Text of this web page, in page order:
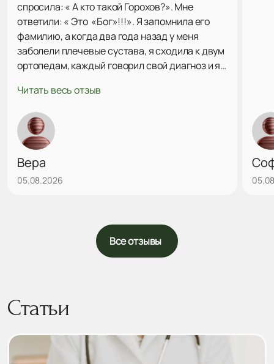
спросила: « А кто такой Горохов?». Мне
ответили: « Это «Бог»!!!». Я запомнила его
фамилию, а когда два года назад у меня
заболели плечевые сустава, я сходила к двум
ортопедам, каждый говорил свой диагноз и я
Через сайт «Продокторов» нашла его, была на
консультации. Он посмотрел мои снимки,
сказал точный диагноз, наметили план
действий. Решили попробывать подколы
озоном. Подколы делает профессионально,
уверенно, точно в межсуставную щель. Даже
после первого укола очень сильно
суставов по ситуации. Действ...
Читать весь отзыв
Вера
05.08.2026
Все отзывы
Статьи